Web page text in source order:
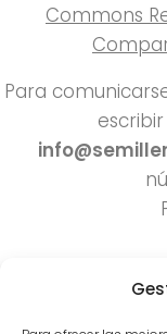
Commons
Para